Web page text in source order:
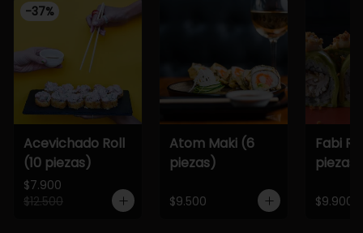
-37%
Acevichado Roll
(10 piezas)
$7.900
$12.500
Atom Maki (6
piezas)
$9.500
Fabi
piezas)
$9.900